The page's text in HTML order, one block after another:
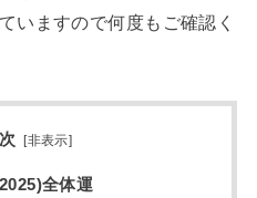
いますので何度もご確認く
[非表示]
全体運